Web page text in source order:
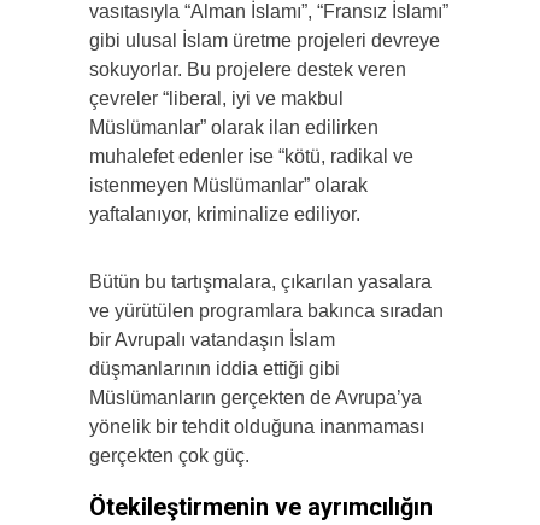
vasıtasıyla “Alman İslamı”, “Fransız İslamı”
gibi ulusal İslam üretme projeleri devreye
sokuyorlar. Bu projelere destek veren
çevreler “liberal, iyi ve makbul
Müslümanlar” olarak ilan edilirken
muhalefet edenler ise “kötü, radikal ve
istenmeyen Müslümanlar” olarak
yaftalanıyor, kriminalize ediliyor.
Bütün bu tartışmalara, çıkarılan yasalara
ve yürütülen programlara bakınca sıradan
bir Avrupalı vatandaşın İslam
düşmanlarının iddia ettiği gibi
Müslümanların gerçekten de Avrupa’ya
yönelik bir tehdit olduğuna inanmaması
gerçekten çok güç.
Ötekileştirmenin ve ayrımcılığın